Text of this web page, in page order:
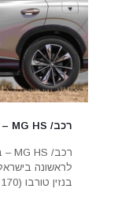
רכב/ MG HS – בשלושה גרסאות
לראשונה
בנזין טורבו (170 כ"ס), היברידי-טורבו (הספק